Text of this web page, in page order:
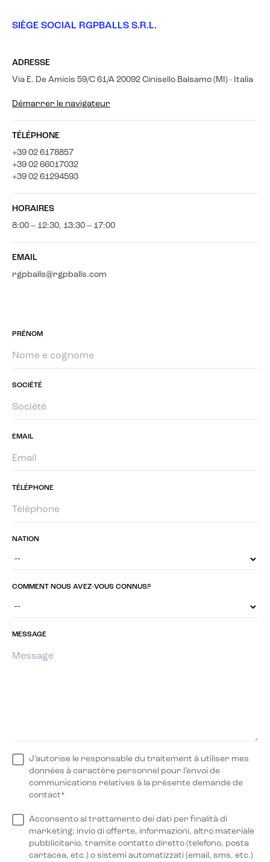
SIÈGE SOCIAL RGPBALLS S.R.L.
ADRESSE
Via E. De Amicis 59/C 61/A 20092 Cinisello Balsamo (MI) - Italia
Démarrer le navigateur
TÉLÉPHONE
+39 02 6178857
+39 02 66017032
+39 02 61294593
HORAIRES
8:00 – 12:30, 13:30 – 17:00
EMAIL
rgpballs@rgpballs.com
PRÉNOM
SOCIÉTÉ
EMAIL
TÉLÉPHONE
NATION
COMMENT NOUS AVEZ-VOUS CONNUS?
MESSAGE
J’autorise le responsable du traitement à utiliser mes
données à caractère personnel pour l’envoi de
communications relatives à la présente demande de
contact*
Acconsento al trattamento dei dati per finalità di
marketing: invio di offerte, informazioni, altro materiale
pubblicitario, tramite contatto diretto (telefono, posta
cartacea, etc.) o sistemi automatizzati (email, sms, etc.)